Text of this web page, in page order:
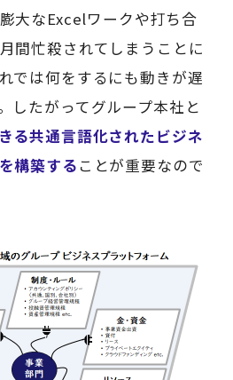
大なExcelワークや打ち合
間忙殺されてしまうことに
では何をするにも動きが遅
したがってグループ本社と
る共通言語化されたビジネ
構築する ことが重要なので